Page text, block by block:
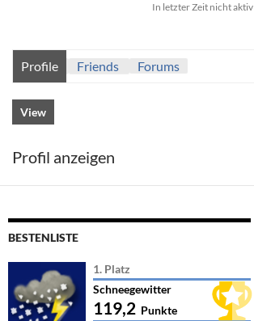
In letzter Zeit nicht aktiv
Profile Friends Forums
View
Profil anzeigen
BESTENLISTE
1. Platz
Schneegewitter
119,2 Punkte